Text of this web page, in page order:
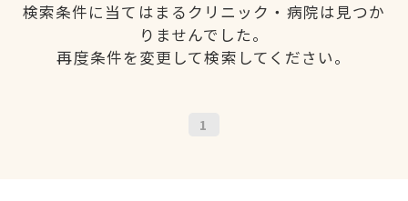
検索条件に当てはまるクリニック・病院は見つか
りませんでした。
再度条件を変更して検索してください。
1